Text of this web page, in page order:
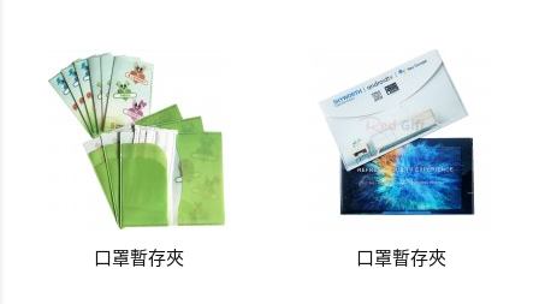
口罩暫存夾 口罩暫存夾